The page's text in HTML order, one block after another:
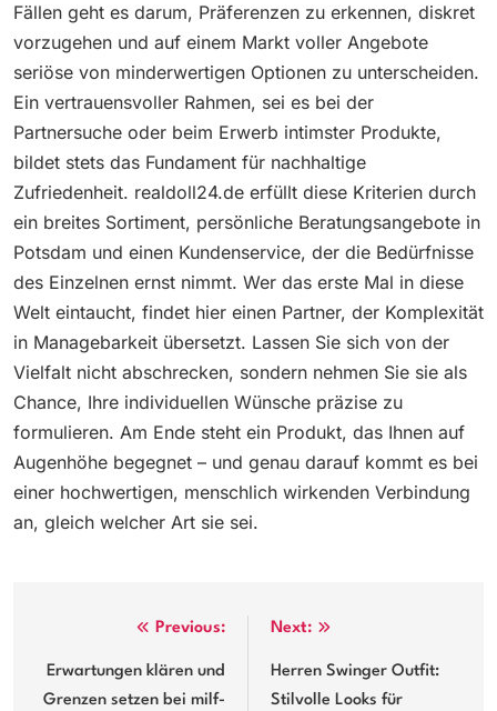
Fällen geht es darum, Präferenzen zu erkennen, diskret
vorzugehen und auf einem Markt voller Angebote
seriöse von minderwertigen Optionen zu unterscheiden.
Ein vertrauensvoller Rahmen, sei es bei der
Partnersuche oder beim Erwerb intimster Produkte,
bildet stets das Fundament für nachhaltige
Zufriedenheit. realdoll24.de erfüllt diese Kriterien durch
ein breites Sortiment, persönliche Beratungsangebote in
Potsdam und einen Kundenservice, der die Bedürfnisse
des Einzelnen ernst nimmt. Wer das erste Mal in diese
Welt eintaucht, findet hier einen Partner, der Komplexität
in Managebarkeit übersetzt. Lassen Sie sich von der
Vielfalt nicht abschrecken, sondern nehmen Sie sie als
Chance, Ihre individuellen Wünsche präzise zu
formulieren. Am Ende steht ein Produkt, das Ihnen auf
Augenhöhe begegnet – und genau darauf kommt es bei
einer hochwertigen, menschlich wirkenden Verbindung
an, gleich welcher Art sie sei.
navigation
Previous:
Erwartungen klären und
Grenzen setzen bei milf-
Next:
Herren Swinger Outfit:
Stilvolle Looks für